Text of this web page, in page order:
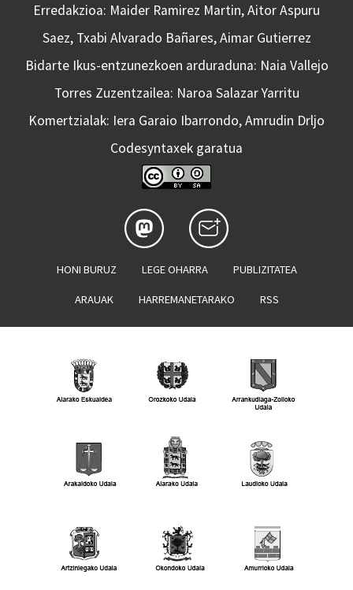
Erredakzioa: Maider Ramirez Martin, Aitor Aspuru
Saez, Txabi Alvarado Bañares, Aimar Gutierrez
Bidarte Ikus-entzunezkoen arduraduna: Naia Vallejo
Torres Zuzentzailea: Naroa Salazar Yarritu
Komertzialak: Iera Garaio Ibarrondo, Amrudin Drljo
Codesyntaxek garatua
HONI BURUZ LEGE OHARRA PUBLIZITATEA
ARAUAK HARREMANETARAKO RSS